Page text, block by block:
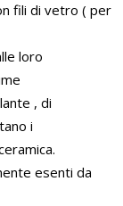
fili di vetro ( per
loro
, di
i
esenti da